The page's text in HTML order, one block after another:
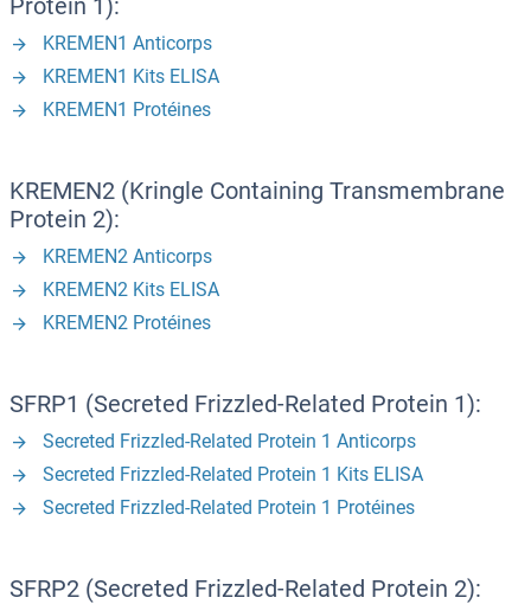
KREMEN1 Anticorps
KREMEN1 Kits ELISA
KREMEN1 Protéines
KREMEN2 (Kringle Containing Transmembrane
Protein 2):
KREMEN2 Anticorps
KREMEN2 Kits ELISA
KREMEN2 Protéines
SFRP1 (Secreted Frizzled-Related Protein 1):
Secreted Frizzled-Related Protein 1 Anticorps
Secreted Frizzled-Related Protein 1 Kits ELISA
Secreted Frizzled-Related Protein 1 Protéines
SFRP2 (Secreted Frizzled-Related Protein 2):